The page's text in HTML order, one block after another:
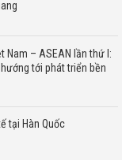
Nam – ASEAN lần thứ I:
tới phát triển bền
tại Hàn Quốc